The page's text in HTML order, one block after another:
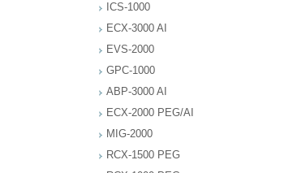
ICS-1000
ECX-3000 AI
EVS-2000
GPC-1000
ABP-3000 AI
ECX-2000 PEG/AI
MIG-2000
RCX-1500 PEG